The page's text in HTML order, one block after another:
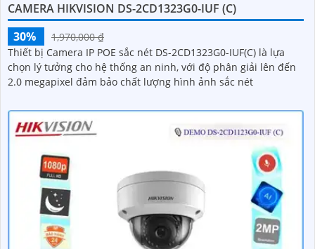
CAMERA HIKVISION DS-2CD1323G0-IUF (C)
30%
1,970,000 ₫
Thiết bị Camera IP POE sắc nét DS-2CD1323G0-IUF(C) là lựa
chọn lý tưởng cho hệ thống an ninh, với độ phân giải lên đến
2.0 megapixel đảm bảo chất lượng hình ảnh sắc nét